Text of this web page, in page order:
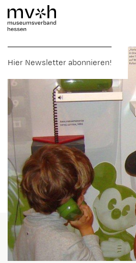
Hier Newsletter abonnieren!